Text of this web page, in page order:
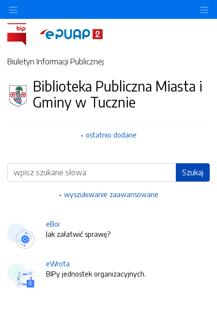
Biuletyn Informacji Publicznej
Biblioteka Publiczna Miasta i
Gminy w Tucznie
ostatnio dodane
Wyszukiwarka Szukaj
wyszukiwanie zaawansowane
eBoi
Jak załatwić sprawę?
eWrota
BIPy jednostek organizacyjnych.